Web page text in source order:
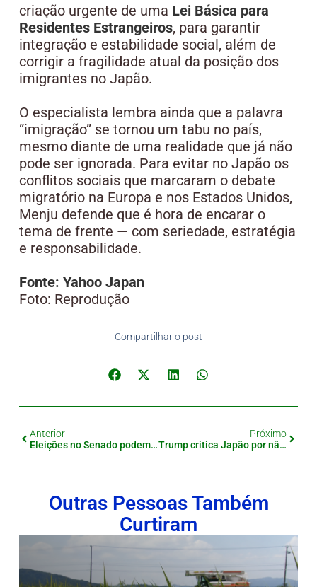
criação urgente de uma Lei Básica para
Residentes Estrangeiros, para garantir
integração e estabilidade social, além de
corrigir a fragilidade atual da posição dos
imigrantes no Japão.
O especialista lembra ainda que a palavra
“imigração” se tornou um tabu no país,
mesmo diante de uma realidade que já não
pode ser ignorada. Para evitar no Japão os
conflitos sociais que marcaram o debate
migratório na Europa e nos Estados Unidos,
Menju defende que é hora de encarar o
tema de frente — com seriedade, estratégia
e responsabilidade.
Fonte: Yahoo Japan
Foto: Reprodução
Compartilhar o post
Anterior
Eleições no Senado podem definir o futuro do governo japonês
Próximo
Trump critica Japão por não aumentar importação de arroz americano
Outras Pessoas Também
Curtiram